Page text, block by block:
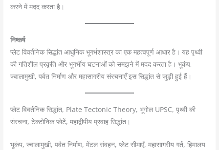
करने में मदद करता है।
निष्कर्ष
प्लेट विवर्तनिक सिद्धांत आधुनिक भूगर्भशास्त्र का एक महत्वपूर्ण आधार है। यह पृथ्वी
की गतिशील प्रकृति और भूगर्भीय घटनाओं को समझने में मदद करता है। भूकंप,
ज्वालामुखी, पर्वत निर्माण और महासागरीय संरचनाएँ इस सिद्धांत से जुड़ी हुई हैं।
प्लेट विवर्तनिक सिद्धांत, Plate Tectonic Theory, भूगोल UPSC, पृथ्वी की
संरचना, टेक्टोनिक प्लेटें, महाद्वीपीय प्रवाह सिद्धांत।
भूकंप, ज्वालामुखी, पर्वत निर्माण, मेंटल संवहन, प्लेट सीमाएँ, महासागरीय गर्त, हिमालय